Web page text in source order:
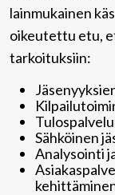
lainmukainen
oikeutettu etu,
tarkoituksiin:
Sähköinen
Analysointi